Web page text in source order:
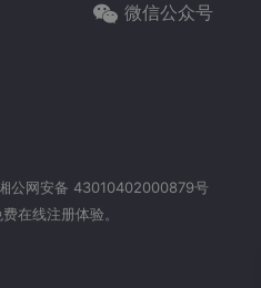
微信公众号
公网安备 43010402000879号
在线注册体验。